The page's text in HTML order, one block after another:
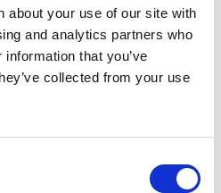
about your use of our site with
and analytics partners who
that you’ve
collected from your use
in camera doppia
Onda Blu.
e bagaglio.